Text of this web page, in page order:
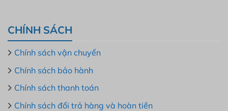
CHÍNH SÁCH
Chính sách vận chuyển
Chính sách bảo hành
Chính sách thanh toán
Chính sách đổi trả hàng và hoàn tiền